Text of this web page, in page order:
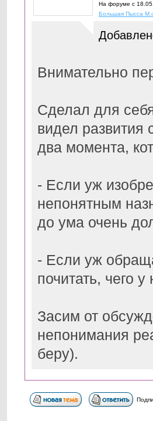
На форуме с
Большая Пысса
Внимательно
Сделал для
видел развития
два момента,
- Если уж
непонятным
до ума очень
- Если уж
почитать, чего
Засим от
непонимания
беру).